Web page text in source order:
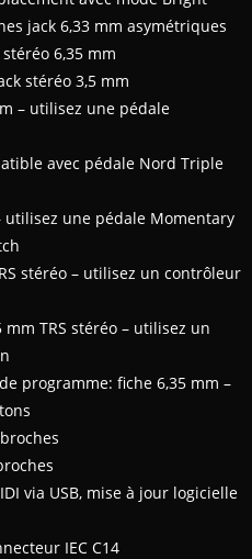
jack 6,33 mm asymétriques
6,35 mm
stéréo 3,5 mm
– utilisez une pédale
avec pédale Nord Triple
utilisez une pédale Momentary
stéréo – utilisez un contrôleur
TRS stéréo – utilisez un
programme: fiche 6,35 mm –
via USB, mise à jour logicielle
IEC C14